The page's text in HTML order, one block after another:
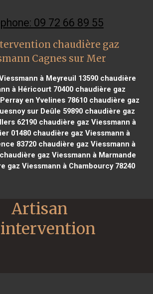
09 72 66 89 55
chaudière gaz
Cagnes sur Mer
à Meyreuil 13590chaudière
à Héricourt 70400 chaudière gaz
en Yvelines 78610 chaudière gaz
sur Deûle 59890 chaudière gaz
62190chaudière gaz Viessmann à
01480 chaudière gaz Viessmann à
83720chaudière gaz Viessmann à
gaz Viessmann à Marmande
gaz Viessmann à Chambourcy 78240
Artisan